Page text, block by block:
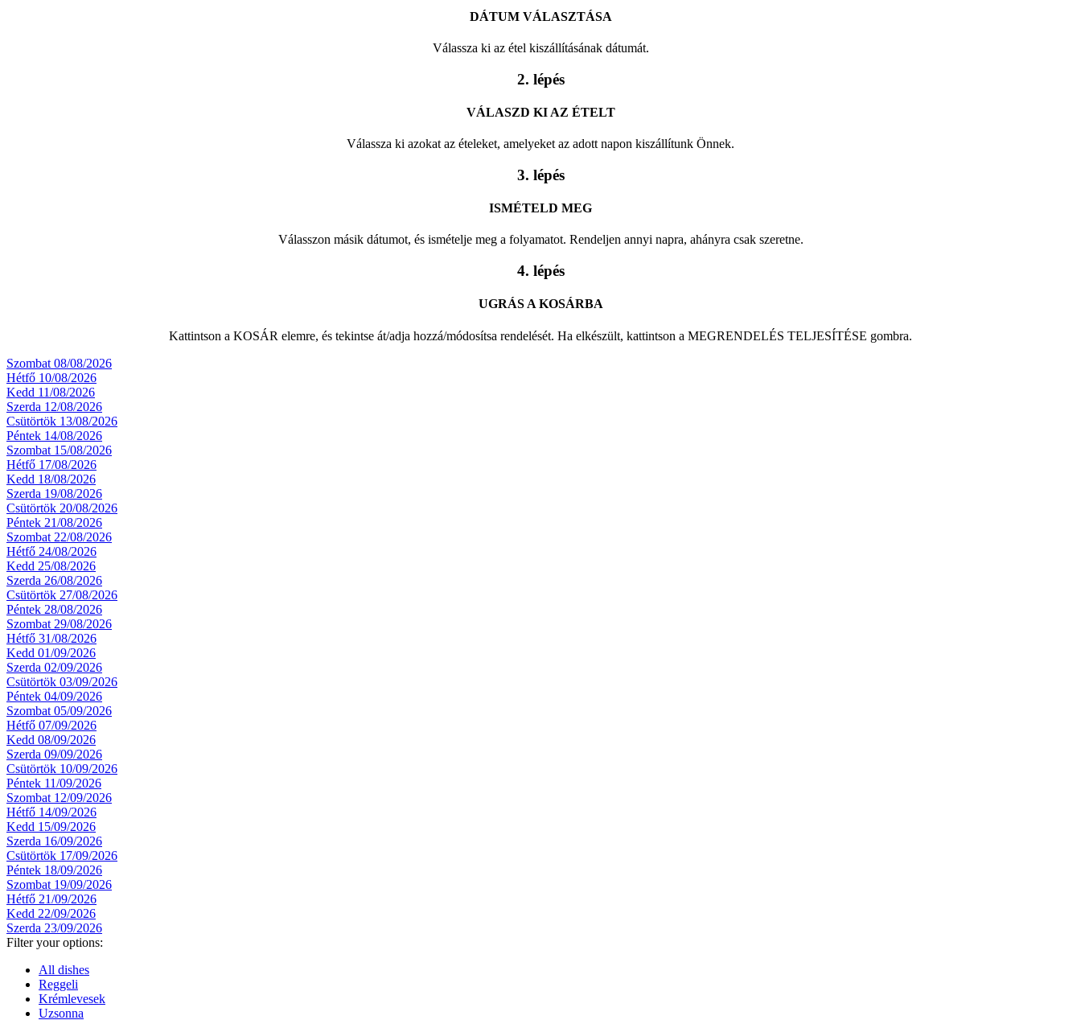
DÁTUM VÁLASZTÁSA
Válassza ki az étel kiszállításának dátumát.
2. lépés
VÁLASZD KI AZ ÉTELT
Válassza ki azokat az ételeket, amelyeket az adott napon kiszállítunk Önnek.
3. lépés
ISMÉTELD MEG
Válasszon másik dátumot, és ismételje meg a folyamatot. Rendeljen annyi napra, ahányra csak szeretne.
4. lépés
UGRÁS A KOSÁRBA
Kattintson a KOSÁR elemre, és tekintse át/adja hozzá/módosítsa rendelését. Ha elkészült, kattintson a MEGRENDELÉS TELJESÍTÉSE gombra.
Szombat 08/08/2026
Hétfő 10/08/2026
Kedd 11/08/2026
Szerda 12/08/2026
Csütörtök 13/08/2026
Péntek 14/08/2026
Szombat 15/08/2026
Hétfő 17/08/2026
Kedd 18/08/2026
Szerda 19/08/2026
Csütörtök 20/08/2026
Péntek 21/08/2026
Szombat 22/08/2026
Hétfő 24/08/2026
Kedd 25/08/2026
Szerda 26/08/2026
Csütörtök 27/08/2026
Péntek 28/08/2026
Szombat 29/08/2026
Hétfő 31/08/2026
Kedd 01/09/2026
Szerda 02/09/2026
Csütörtök 03/09/2026
Péntek 04/09/2026
Szombat 05/09/2026
Hétfő 07/09/2026
Kedd 08/09/2026
Szerda 09/09/2026
Csütörtök 10/09/2026
Péntek 11/09/2026
Szombat 12/09/2026
Hétfő 14/09/2026
Kedd 15/09/2026
Szerda 16/09/2026
Csütörtök 17/09/2026
Péntek 18/09/2026
Szombat 19/09/2026
Hétfő 21/09/2026
Kedd 22/09/2026
Szerda 23/09/2026
Filter your options:
All dishes
Reggeli
Krémlevesek
Uzsonna